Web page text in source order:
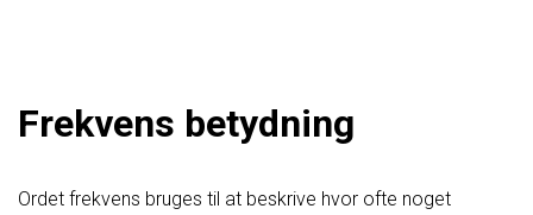
Frekvens betydning
Ordet frekvens bruges til at beskrive hvor ofte noget